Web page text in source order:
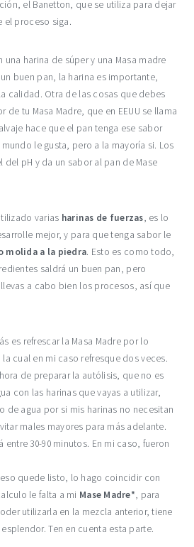
el Banetton, que se utiliza para dejar
el proceso siga.
una harina de súper y una Masa madre
buen pan, la harina es importante,
calidad. Otra de las cosas que debes
de tu Masa Madre, que en EEUU se llama
hace que el pan tenga ese sabor
le gusta, pero a la mayoría si. Los
pH y da un sabor al pan de Mase
varias harinas de fuerzas, es lo
mejor, y para que tenga sabor le
molida a la piedra. Esto es como todo,
saldrá un buen pan, pero
a cabo bien los procesos, así que
es refrescar la Masa Madre por lo
la cual en mi caso refresque dos veces.
de preparar la autólisis, que no es
con las harinas que vayas a utilizar,
de agua por si mis harinas no necesitan
males mayores para más adelante.
entre 30-90 minutos. En mi caso, fueron
quede listo, lo hago coincidir con
le falta a mi Mase Madre*, para
utilizarla en la mezcla anterior, tiene
Ten en cuenta esta parte.